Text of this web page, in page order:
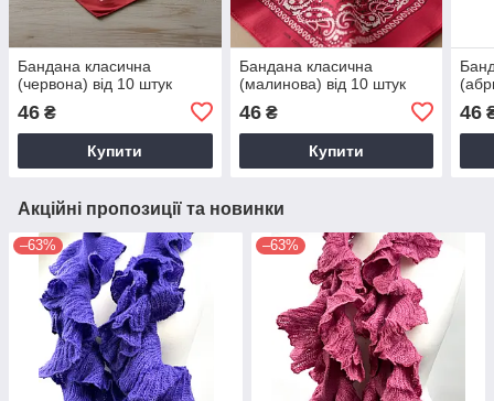
Бандана класична
(червона) від 10 штук
46 ₴
Купити
Бандана класична
(малинова) від 10 штук
46₴
Купити
46
Акційні пропозиції та новинки
–63% –63%